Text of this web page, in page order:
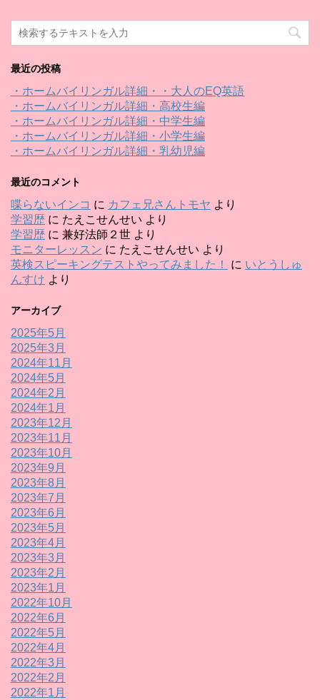
最近の投稿
・ホームバイリンガル詳細・・大人のEQ英語
・ホームバイリンガル詳細・高校生編
・ホームバイリンガル詳細・中学生編
・ホームバイリンガル詳細・小学生編
・ホームバイリンガル詳細・乳幼児編
最近のコメント
喋らないインコ に カフェ兄さんトモヤ より
学習歴 に たえこせんせい より
学習歴 に 兼好法師２世 より
モニターレッスン に たえこせんせい より
英検スピーキングテストやってみました！
に いとうしゅ
んすけ より
アーカイブ
2025年5月
2025年3月
2024年11月
2024年5月
2024年2月
2024年1月
2023年12月
2023年11月
2023年10月
2023年9月
2023年8月
2023年7月
2023年6月
2023年5月
2023年4月
2023年3月
2023年2月
2023年1月
2022年10月
2022年6月
2022年5月
2022年4月
2022年3月
2022年2月
2022年1月